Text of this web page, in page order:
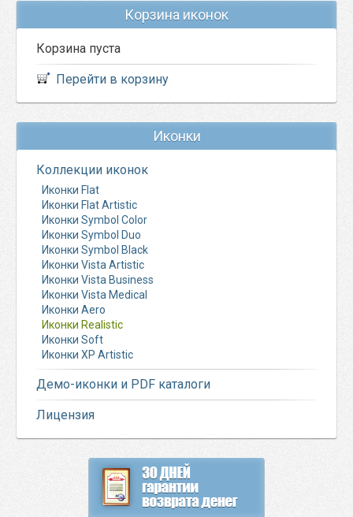
Корзина иконок
Корзина пуста
Перейти в корзину
Иконки
Коллекции иконок
Иконки Flat
Иконки Flat Artistic
Иконки Symbol Color
Иконки Symbol Duo
Иконки Symbol Black
Иконки Vista Artistic
Иконки Vista Business
Иконки Vista Medical
Иконки Aero
Иконки Realistic
Иконки Soft
Иконки XP Artistic
Демо-иконки и PDF каталоги
Лицензия